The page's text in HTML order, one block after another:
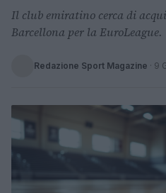
Il club emiratino cerca di
Barcellona per la EuroLeague.
Redazione Sport Magazine · 9